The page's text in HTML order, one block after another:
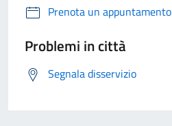
Prenota un appuntamento
Problemi in città
Segnala disservizio